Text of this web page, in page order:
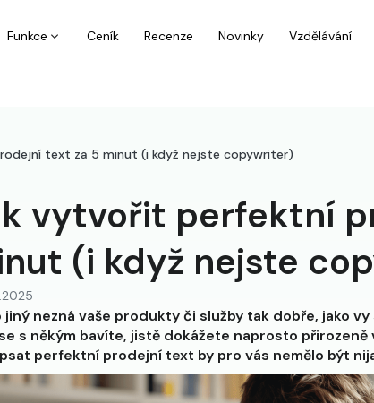
Funkce Ceník Recenze Novinky Vzdělávání
text za 5 minut (i když nejste copywriter)
vytvořit perfektní
(i když nejste
jiný nezná vaše produkty či služby tak dobře, jako
s někým bavíte, jistě dokážete naprosto
perfektní prodejní text by pro vás nemělo být